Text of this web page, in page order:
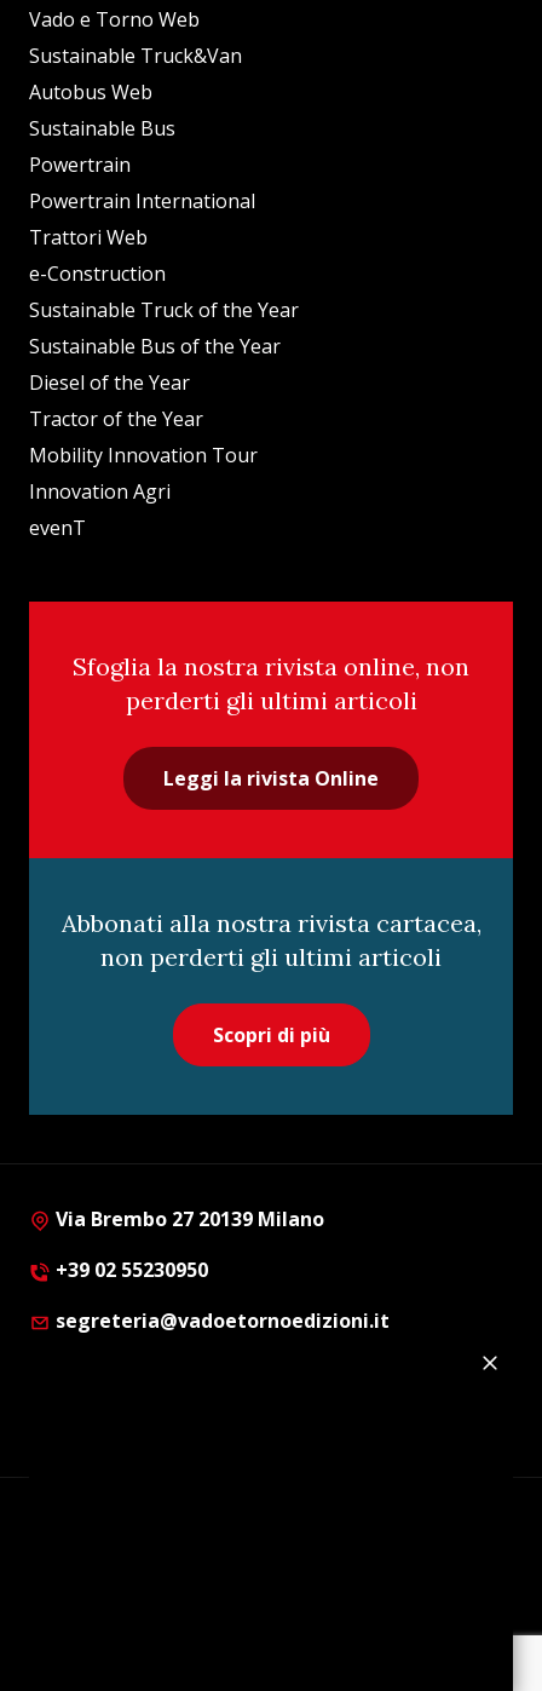
Vado e Torno Web
Sustainable Truck&Van
Autobus Web
Sustainable Bus
Powertrain
Powertrain International
Trattori Web
e-Construction
Sustainable Truck of the Year
Sustainable Bus of the Year
Diesel of the Year
Tractor of the Year
Mobility Innovation Tour
Innovation Agri
evenT
Sfoglia la nostra rivista online, non
perderti gli ultimi articoli
Leggi la rivista Online
Abbonati alla nostra rivista cartacea,
non perderti gli ultimi articoli
Scopri di più
Via Brembo 27 20139 Milano
+39 02 55230950
segreteria@vadoetornoedizioni.it